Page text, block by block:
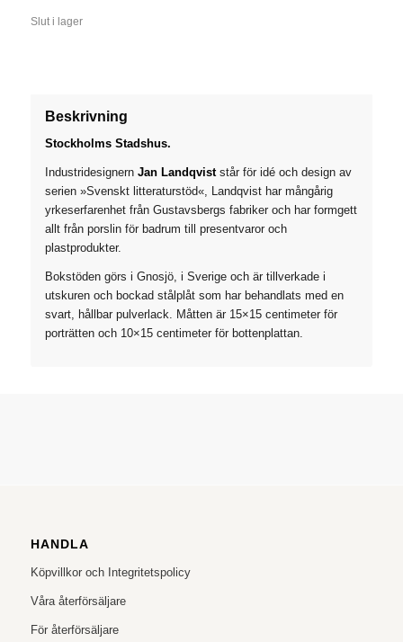
Slut i lager
Beskrivning
Stockholms Stadshus.
Industridesignern Jan Landqvist står för idé och design av
serien »Svenskt litteraturstöd«, Landqvist har mångårig
yrkeserfarenhet från Gustavsbergs fabriker och har formgett
allt från porslin för badrum till presentvaror och
plastprodukter.
Bokstöden görs i Gnosjö, i Sverige och är tillverkade i
utskuren och bockad stålplåt som har behandlats med en
svart, hållbar pulverlack. Måtten är 15×15 centimeter för
porträtten och 10×15 centimeter för bottenplattan.
HANDLA
Köpvillkor och Integritetspolicy
Våra återförsäljare
För återförsäljare